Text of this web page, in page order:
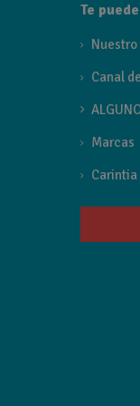
Te
Canal
Marcas
Carintia